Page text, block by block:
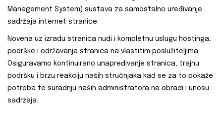
Management System) sustava za samostalno uređivanje
sadržaja internet stranice.
Novena uz izradu stranica nudi i kompletnu uslugu hostinga,
podrške i održavanja stranica na vlastitim poslužiteljima.
Osiguravamo kontinuirano unapređivanje stranica, trajnu
podršku i brzu reakciju naših stručnjaka kad se za to pokaže
potreba te suradnju naših administratora na obradi i unosu
sadržaja.